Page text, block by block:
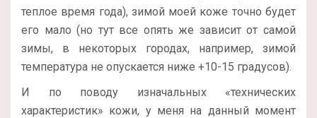
теплое время года), зимой моей коже точно будет
его мало (но тут все опять же зависит от самой
зимы, в некоторых городах, например, зимой
температура не опускается ниже +10-15 градусов).
И по поводу изначальных «технических
характеристик» кожи, у меня на данный момент